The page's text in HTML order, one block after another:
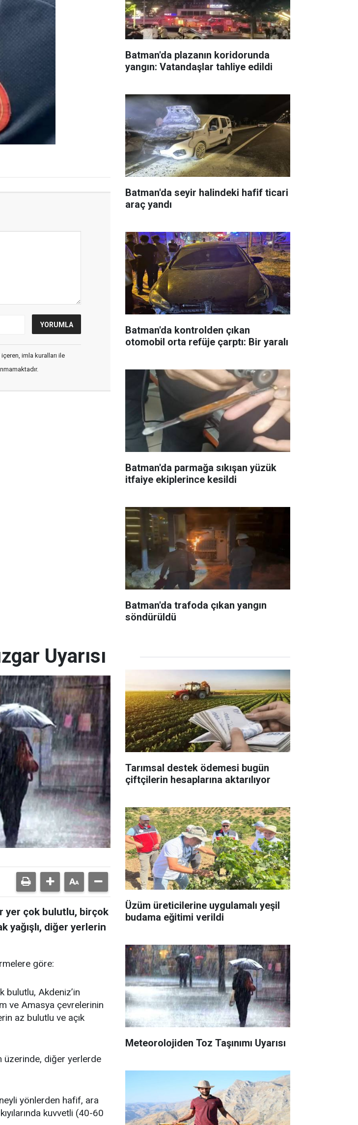
imla kuralları ile
Batman'da plazanın koridorunda
yangın: Vatandaşlar tahliye edildi
Batman'da seyir halindeki hafif ticari
araç yandı
Batman'da kontrolden çıkan
otomobil orta refüje çarptı: Bir yaralı
Batman'da parmağa sıkışan yüzük
itfaiye ekiplerince kesildi
Batman'da trafoda çıkan yangın
söndürüldü
Uyarısı
yer çok bulutlu, birçok
yağışlı, diğer yerlerin
göre:
bulutlu, Akdeniz’in
ve Amasya çevrelerinin
az bulutlu ve açık
üzerinde, diğer yerlerde
yönlerden hafif, ara
kuvvetli (40-60
Tarımsal destek ödemesi bugün
çiftçilerin hesaplarına aktarılıyor
Üzüm üreticilerine uygulamalı yeşil
budama eğitimi verildi
Meteorolojiden Toz Taşınımı Uyarısı